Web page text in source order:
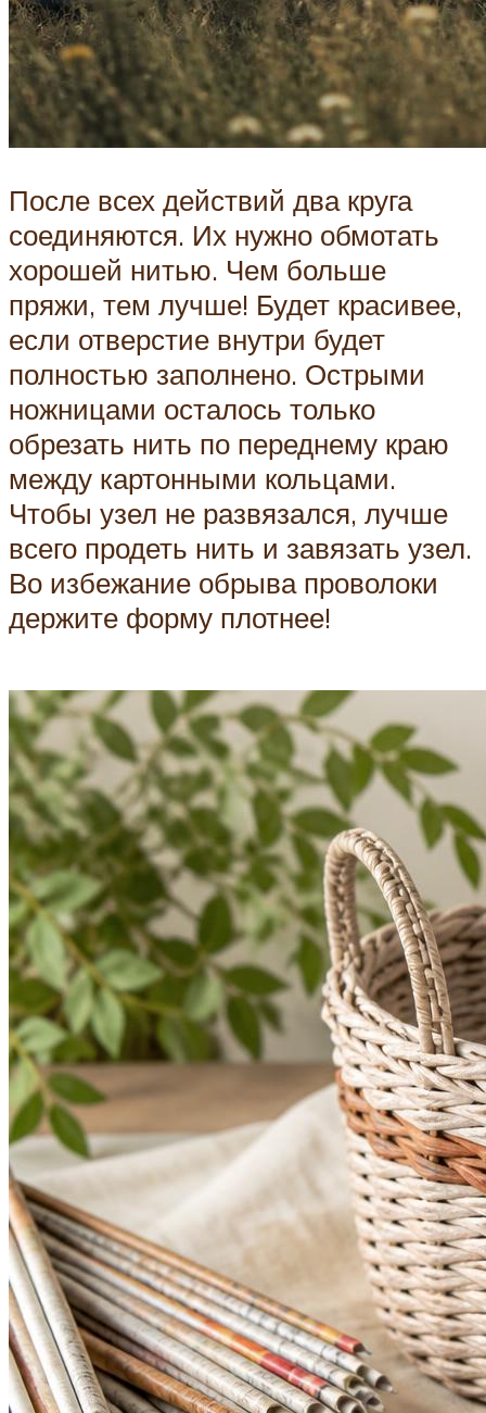
После всех действий два круга
соединяются. Их нужно обмотать
хорошей нитью. Чем больше
пряжи, тем лучше! Будет красивее,
если отверстие внутри будет
полностью заполнено. Острыми
ножницами осталось только
обрезать нить по переднему краю
между картонными кольцами.
Чтобы узел не развязался, лучше
всего продеть нить и завязать узел.
Во избежание обрыва проволоки
держите форму плотнее!